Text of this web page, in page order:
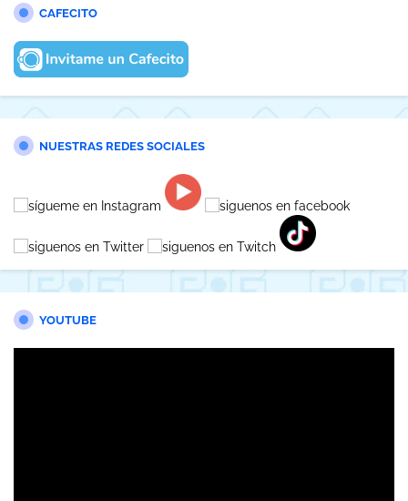
CAFECITO
NUESTRAS REDES SOCIALES
YOUTUBE